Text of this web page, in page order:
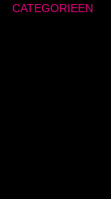
CATEGORIEEN